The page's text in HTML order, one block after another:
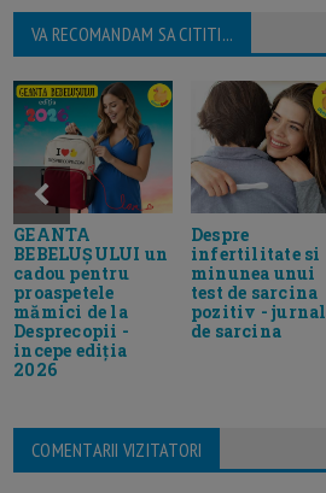
VA RECOMANDAM SA CITITI...
GEANTA
BEBELUȘULUI un
cadou pentru
proaspetele
mămici de la
Desprecopii -
incepe ediția
2026
Despre
infertilitate si
minunea unui
test de sarcina
pozitiv - jurnal
de sarcina
COMENTARII VIZITATORI